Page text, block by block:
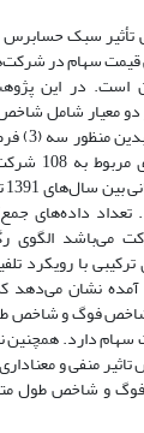
سبک حسابرس
قیمت سهام در
است. در این
دو معیار شامل
متن
موضوع
تعداد داده‌های
شرکت می‌باشد
با رویکرد
نشان
فوگ و شاخص
سهام دارد. همچنین
منفی و معناداری
و شاخص طول